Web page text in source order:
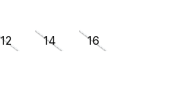
12 14 16